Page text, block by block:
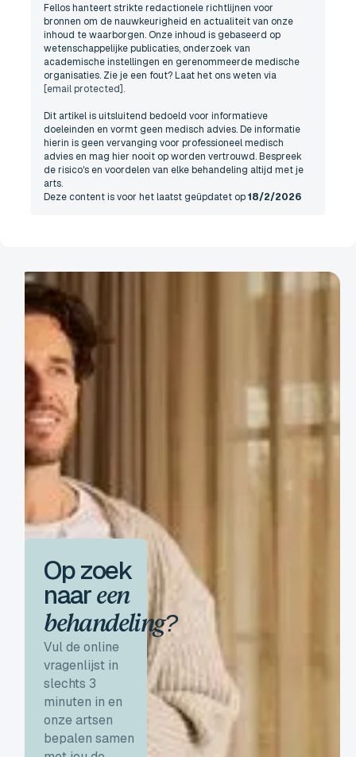
Fellos hanteert strikte redactionele richtlijnen voor
bronnen om de nauwkeurigheid en actualiteit van onze
inhoud te waarborgen. Onze inhoud is gebaseerd op
wetenschappelijke publicaties, onderzoek van
academische instellingen en gerenommeerde medische
organisaties. Zie je een fout? Laat het ons weten via
[email protected]
Dit artikel is uitsluitend bedoeld voor informatieve
doeleinden en vormt geen medisch advies. De informatie
hierin is geen vervanging voor professioneel medisch
advies en mag hier nooit op worden vertrouwd. Bespreek
de risico's en voordelen van elke behandeling altijd met je
arts.
Deze content is voor het laatst geüpdatet op18/2/2026
Op zoek
naar een
behandeling?
Vul de online
vragenlijst in
slechts 3
minuten in en
onze artsen
bepalen samen